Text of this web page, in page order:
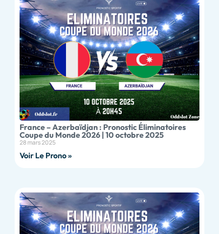
France – Azerbaïdjan : Pronostic Éliminatoires
Coupe du Monde 2026 | 10 octobre 2025
28 mars 2025
Voir Le Prono »